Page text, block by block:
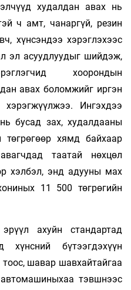
худалдан авах нь
ч амт, чанаргүй, резин
хүнсэндээ хэрэглэхээс
эл асуудлуудыг шийдэж,
хоорондын
авах боломжийг иргэн
хэрэгжүүлжээ. Ингэхдээ
бусад зах, худалдааны
хямд байхаар
таатай нөхцөл
хэлбэл, энд адууны мах
11 500 төгрөгийн
ахуйн стандартад
хүнсний бүтээгдэхүүн
шавар шавхайтайгаа
тэвшнээс